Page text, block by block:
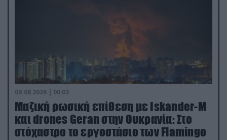
09.08.2026 | 00:02
Μαζική ρωσική επίθεση με Iskander-M
και drones Geran στην Ουκρανία: Στο
στόχαστρο το εργοστάσιο των Flamingo